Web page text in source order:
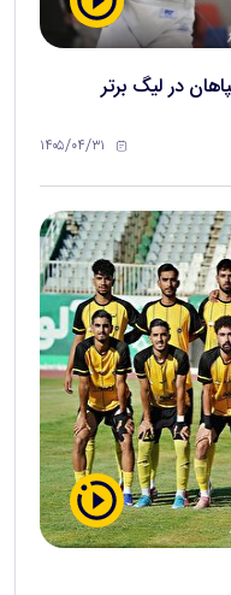
در لیگ برتر
۱۴۰۵/۰۴/۳۱